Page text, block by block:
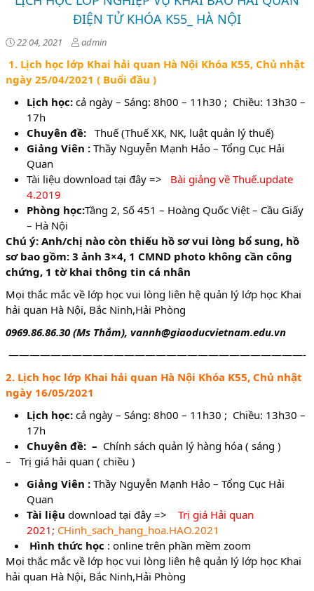
ĐIỆN TỬ KHÓA K55_ HÀ NỘI
22 04, 2021 admin
1. Lịch học lớp Khai hải quan Hà Nội Khóa K55, Chủ nhật
ngày 25/04/2021 ( Buổi đầu )
Lịch học: cả ngày – Sáng: 8h00 – 11h30 ; Chiều: 13h30 –
17h
Chuyên đề: Thuế (Thuế XK, NK, luật quản lý thuế)
Giảng Viên : Thầy Nguyễn Mạnh Hảo – Tổng Cục Hải
Quan
Tài liệu download tại đây => Bài giảng về Thuế.update
4.2019
Phòng học:Tầng 2, Số 451 – Hoàng Quốc Việt – Cầu Giấy
– Hà Nội
Chú ý: Anh/chị nào còn thiếu hồ sơ vui lòng bổ sung, hồ
sơ bao gồm: 3 ảnh 3×4, 1 CMND photo không cần công
chứng, 1 tờ khai thông tin cá nhân
Mọi thắc mắc về lớp học vui lòng liên hệ quản lý lớp học Khai
hải quan Hà Nội, Bắc Ninh,Hải Phòng
0969.86.86.30 (Ms Thắm), vannh@giaoducvietnam.edu.vn
————————————————————————————-
2. Lịch học lớp Khai hải quan Hà Nội Khóa K55, Chủ nhật
ngày 16/05/2021
Lịch học: cả ngày – Sáng: 8h00 – 11h30 ; Chiều: 13h30 –
17h
Chuyên đề: – Chính sách quản lý hàng hóa ( sáng )
– Trị giá hải quan ( chiều )
Giảng Viên : Thầy Nguyễn Mạnh Hảo – Tổng Cục Hải
Quan
Tài liệu download tại đây =>
Trị giá Hải quan
2021 ; CHinh_sach_hang_hoa.HAO.2021
Hình thức học : online trên phần mềm zoom
Mọi thắc mắc về lớp học vui lòng liên hệ quản lý lớp học Khai
hải quan Hà Nội, Bắc Ninh,Hải Phòng